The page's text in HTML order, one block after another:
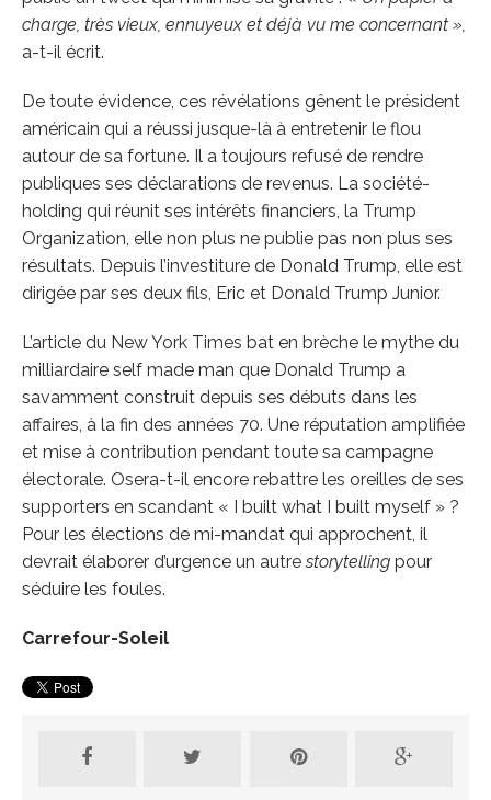
charge, très vieux, ennuyeux et déjà vu me concernant »,
a-t-il écrit.
De toute évidence, ces révélations gênent le président
américain qui a réussi jusque-là à entretenir le flou
autour de sa fortune. Il a toujours refusé de rendre
publiques ses déclarations de revenus. La société-
holding qui réunit ses intérêts financiers, la Trump
Organization, elle non plus ne publie pas non plus ses
résultats. Depuis l’investiture de Donald Trump, elle est
dirigée par ses deux fils, Eric et Donald Trump Junior.
L’article du New York Times bat en brèche le mythe du
milliardaire self made man que Donald Trump a
savamment construit depuis ses débuts dans les
affaires, à la fin des années 70. Une réputation amplifiée
et mise à contribution pendant toute sa campagne
électorale. Osera-t-il encore rebattre les oreilles de ses
supporters en scandant « I built what I built myself » ?
Pour les élections de mi-mandat qui approchent, il
devrait élaborer d’urgence un autre storytelling pour
séduire les foules.
Carrefour-Soleil